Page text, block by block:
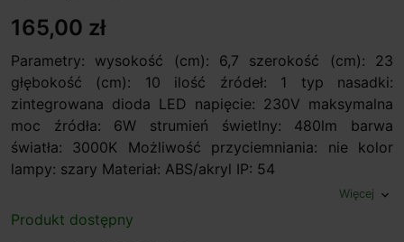
165,00 zł
Parametry: wysokość (cm): 6,7 szerokość (cm): 23
głębokość (cm): 10 ilość źródeł: 1 typ nasadki:
zintegrowana dioda LED napięcie: 230V maksymalna
moc źródła: 6W strumień świetlny: 480lm barwa
światła: 3000K Możliwość przyciemniania: nie kolor
lampy: szary Materiał: ABS/akryl IP: 54
Więcej expand_more
Produkt dostępny